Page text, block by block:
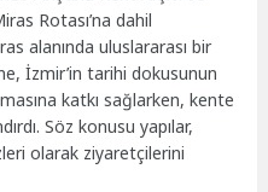
Rotası’na dahil
alanında uluslararası bir
İzmir’in tarihi dokusunun
katkı sağlarken, kente
Söz konusu yapılar,
olarak ziyaretçilerini